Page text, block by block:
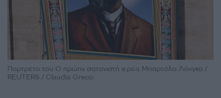
Πορτρέτο του Ο πρώην σατανιστή ιερέα Μπαρτόλο Λόνγκο /
REUTERS / Claudia Greco